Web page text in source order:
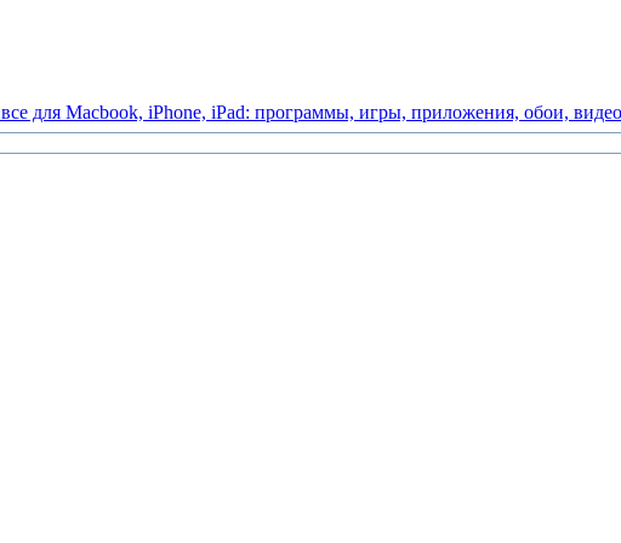
все для Macbook, iPhone, iPad: программы, игры, приложения, обои, видео